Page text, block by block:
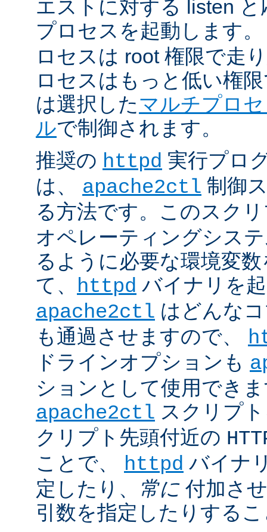
エストに対する listen
プロセスを起動します
ロセスは root 権限で走
ロセスはもっと低い権
は選択したマルチプロ
ルで制御されます。
推奨の httpd 実行プロ
は、 apache2ctl 制御
る方法です。このスク
オペレーティングシス
るように必要な環境変
て、 httpd バイナリを
apache2ctl はどんな
も通過させますので、
ドラインオプションも
ションとして使用でき
apache2ctl スクリプ
クリプト先頭付近の
ことで、 httpd バイナ
定したり、
常に 付加さ
引数を指定したりする